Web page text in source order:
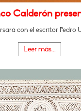
Calderón
con el escritor Pedro
Leer más...